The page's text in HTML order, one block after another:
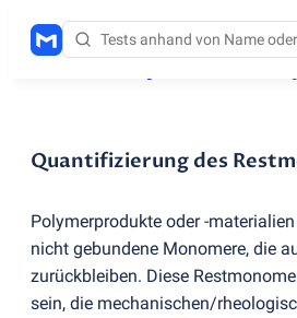
Quantifizierung des
Polymerprodukte oder -
nicht gebundene Monomere, die
zurückbleiben. Diese
sein, die mechanischen/